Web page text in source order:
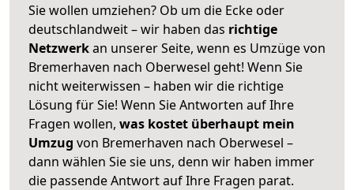
Sie wollen umziehen? Ob um die Ecke oder
deutschlandweit – wir haben das richtige
Netzwerkan unserer Seite, wenn es Umzüge von
Bremerhaven nach Oberwesel geht! Wenn Sie
nicht weiterwissen – haben wir die richtige
Lösung für Sie! Wenn Sie Antworten auf Ihre
Fragen wollen, was kostet überhaupt mein
Umzug von Bremerhaven nach Oberwesel –
dann wählen Sie sie uns, denn wir haben immer
die passende Antwort auf Ihre Fragen parat.